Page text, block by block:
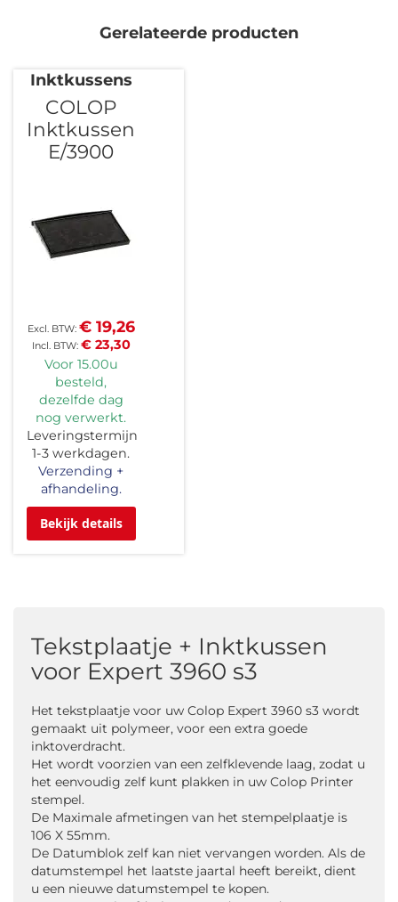
Gerelateerde producten
Inktkussens
COLOP
Inktkussen
E/3900
€ 23,30
€ 19,26
Voor 15.00u
besteld,
dezelfde dag
nog verwerkt.
Leveringstermijn
1-3 werkdagen.
Verzending +
afhandeling.
Bekijk details
Tekstplaatje + Inktkussen
voor Expert 3960 s3
Het tekstplaatje voor uw Colop Expert 3960 s3 wordt
gemaakt uit polymeer, voor een extra goede
inktoverdracht.
Het wordt voorzien van een zelfklevende laag, zodat u
het eenvoudig zelf kunt plakken in uw Colop Printer
stempel.
De Maximale afmetingen van het stempelplaatje is
106 X 55mm.
De Datumblok zelf kan niet vervangen worden. Als de
datumstempel het laatste jaartal heeft bereikt, dient
u een nieuwe datumstempel te kopen.